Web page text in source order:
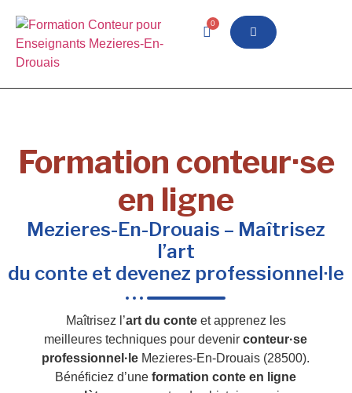
0
Formation conteur·se
en ligne
Mezieres-En-Drouais – Maîtrisez
l’art
du conte et devenez professionnel·le
Maîtrisez l’art du conteet apprenez les
meilleures techniques pour devenirconteur·se
professionnel·le Mezieres-En-Drouais (28500).
Bénéficiez d’uneformation conte en ligne